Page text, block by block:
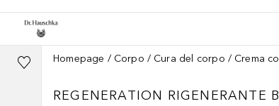
Homepage Corpo Cura del corpo Crema
REGENERATION RIGENERANTE